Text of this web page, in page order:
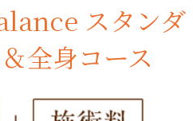
スタンダ
全身コース